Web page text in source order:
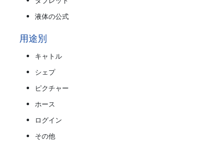
液体の公式
用途別
キャトル
シェプ
ピクチャー
ホース
ログイン
その他